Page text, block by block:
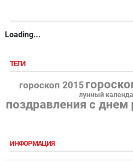
Loading...
ТЕГИ
гороскоп 2015
лунный
поздравления с
ИНФОРМАЦИЯ